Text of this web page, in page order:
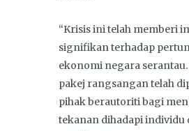
“Krisis ini telah memberi
signifikan terhadap
ekonomi negara
pakej rangsangan telah
pihak berautoriti bagi
tekanan dihadapi individu